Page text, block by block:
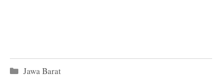
Kategori
Jawa Barat